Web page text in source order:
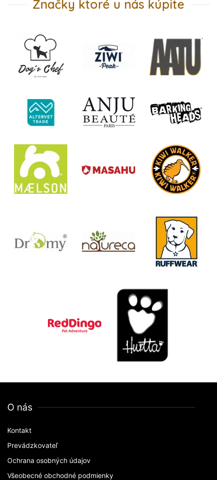
Značky ktoré u nás kúpite
O nás
Kontakt
Prevádzkovateľ
Ochrana osobných údajov
Všeobecné obchodné podmienky